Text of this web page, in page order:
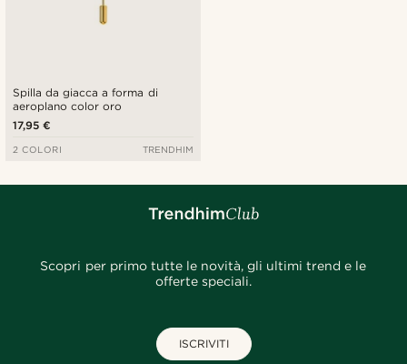
Spilla da giacca a forma di
aeroplano color oro
17,95 €
2 COLORI TRENDHIM
Scopri per primo tutte le novità, gli ultimi trend e le
offerte speciali.
ISCRIVITI